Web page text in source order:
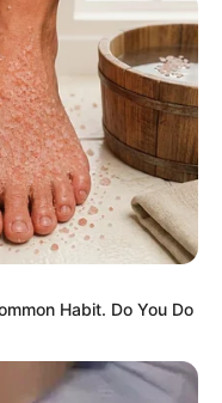
Habit. Do You Do